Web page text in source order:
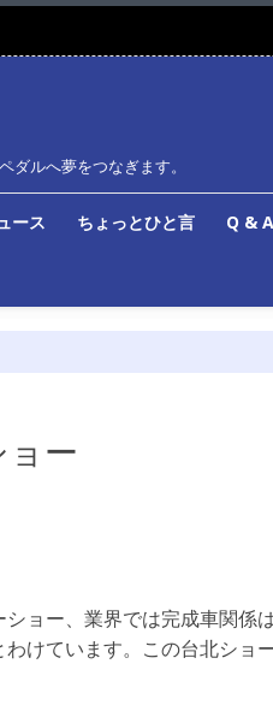
ルへ夢をつなぎます。
ース ちょっとひと言 Q & A
ー
ョー、業界では完成車関係
けています。この台北ショ